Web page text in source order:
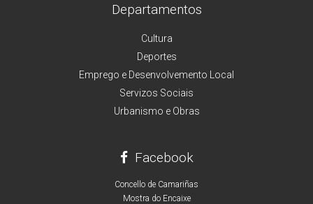
Departamentos
Cultura
Deportes
Emprego e Desenvolvemento Local
Servizos Sociais
Urbanismo e Obras
Facebook
Concello de Camariñas
Mostra do Encaixe